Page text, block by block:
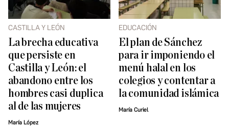
CASTILLA Y LEÓN
La brecha educativa
que persiste en
Castilla y León: el
abandono entre los
hombres casi duplica
al de las mujeres
María López
EDUCACIÓN
El plan de Sánchez
para ir imponiendo el
menú halal en los
colegios y contentar a
la comunidad islámica
María Curiel